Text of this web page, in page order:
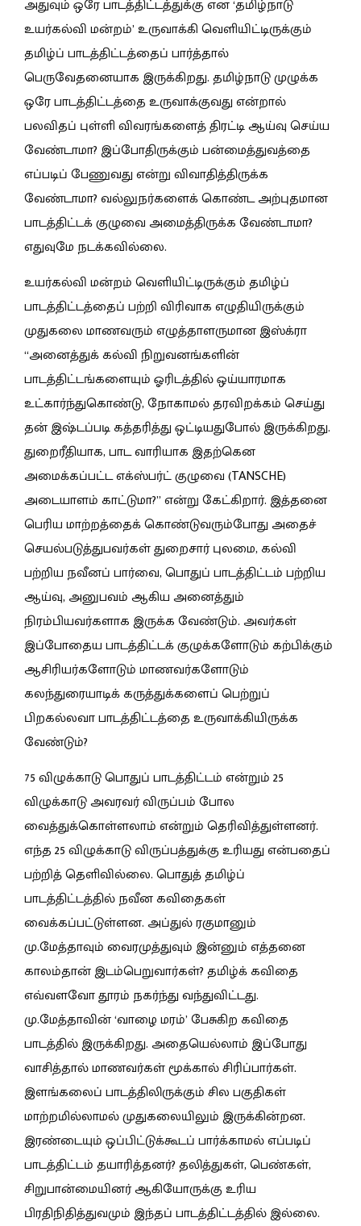
அதுவும் ஒரே பாடத்திட்டத்துக்கு என ‘தமிழ்நாடு
உயர்கல்வி மன்றம்’ உருவாக்கி வெளியிட்டிருக்கும்
தமிழ்ப் பாடத்திட்டத்தைப் பார்த்தால்
பெருவேதனையாக இருக்கிறது. தமிழ்நாடு முழுக்க
ஒரே பாடத்திட்டத்தை உருவாக்குவது என்றால்
பலவிதப் புள்ளி விவரங்களைத் திரட்டி ஆய்வு செய்ய
வேண்டாமா? இப்போதிருக்கும் பன்மைத்துவத்தை
எப்படிப் பேணுவது என்று விவாதித்திருக்க
வேண்டாமா? வல்லுநர்களைக் கொண்ட அற்புதமான
பாடத்திட்டக் குழுவை அமைத்திருக்க வேண்டாமா?
எதுவுமே நடக்கவில்லை.
உயர்கல்வி மன்றம் வெளியிட்டிருக்கும் தமிழ்ப்
பாடத்திட்டத்தைப் பற்றி விரிவாக எழுதியிருக்கும்
முதுகலை மாணவரும் எழுத்தாளருமான இஸ்க்ரா
“அனைத்துக் கல்வி நிறுவனங்களின்
பாடத்திட்டங்களையும் ஓரிடத்தில் ஒய்யாரமாக
உட்கார்ந்துகொண்டு, நோகாமல் தரவிறக்கம் செய்து
தன் இஷ்டப்படி கத்தரித்து ஒட்டியதுபோல் இருக்கிறது.
துறைரீதியாக, பாட வாரியாக இதற்கென
அமைக்கப்பட்ட எக்ஸ்பர்ட் குழுவை (TANSCHE)
அடையாளம் காட்டுமா?” என்று கேட்கிறார். இத்தனை
பெரிய மாற்றத்தைக் கொண்டுவரும்போது அதைச்
செயல்படுத்துபவர்கள் துறைசார் புலமை, கல்வி
பற்றிய நவீனப் பார்வை, பொதுப் பாடத்திட்டம் பற்றிய
ஆய்வு, அனுபவம் ஆகிய அனைத்தும்
நிரம்பியவர்களாக இருக்க வேண்டும். அவர்கள்
இப்போதைய பாடத்திட்டக் குழுக்களோடும் கற்பிக்கும்
ஆசிரியர்களோடும் மாணவர்களோடும்
கலந்துரையாடிக் கருத்துக்களைப் பெற்றுப்
பிறகல்லவா பாடத்திட்டத்தை உருவாக்கியிருக்க
வேண்டும்?
75 விழுக்காடு பொதுப் பாடத்திட்டம் என்றும் 25
விழுக்காடு அவரவர் விருப்பம் போல
வைத்துக்கொள்ளலாம் என்றும் தெரிவித்துள்ளனர்.
எந்த 25 விழுக்காடு விருப்பத்துக்கு உரியது என்பதைப்
பற்றித் தெளிவில்லை. பொதுத் தமிழ்ப்
பாடத்திட்டத்தில் நவீன கவிதைகள்
வைக்கப்பட்டுள்ளன. அப்துல் ரகுமானும்
மு.மேத்தாவும் வைரமுத்துவும் இன்னும் எத்தனை
காலம்தான் இடம்பெறுவார்கள்? தமிழ்க் கவிதை
எவ்வளவோ தூரம் நகர்ந்து வந்துவிட்டது.
மு.மேத்தாவின் ‘வாழை மரம்’ பேசுகிற கவிதை
பாடத்தில் இருக்கிறது. அதையெல்லாம் இப்போது
வாசித்தால் மாணவர்கள் மூக்கால் சிரிப்பார்கள்.
இளங்கலைப் பாடத்திலிருக்கும் சில பகுதிகள்
மாற்றமில்லாமல் முதுகலையிலும் இருக்கின்றன.
இரண்டையும் ஒப்பிட்டுக்கூடப் பார்க்காமல் எப்படிப்
பாடத்திட்டம் தயாரித்தனர்? தலித்துகள், பெண்கள்,
சிறுபான்மையினர் ஆகியோருக்கு உரிய
பிரதிநிதித்துவமும் இந்தப் பாடத்திட்டத்தில் இல்லை.